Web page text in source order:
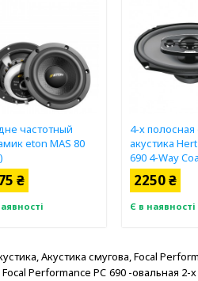
частотный
eton MAS 80
₴
4-х полосная
акустика
690 4-Way
2250 ₴
Є в наявності
Акустика смугова, Focal
Focal Performance PC 690 -овальная